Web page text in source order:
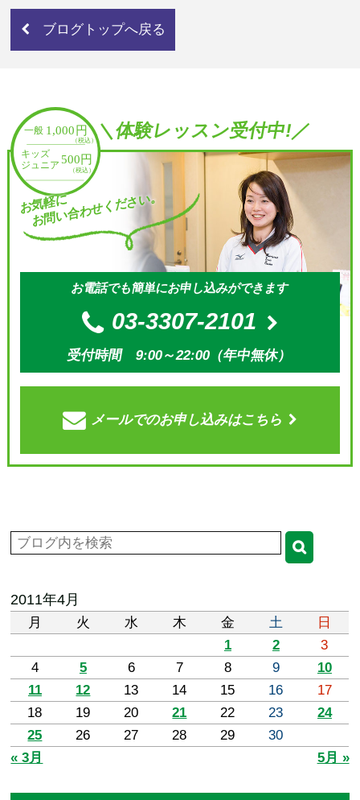
ブログトップへ戻る
＼体験レッスン受付中!／
お気軽に
お問い合わせください。
お電話でも簡単にお申し込みができます
03-3307-2101
受付時間 9:00～22:00（年中無休）
メールでのお申し込みはこちら
2011年4月
月 火 水 木 金 土
日
1
2
3
4
5 6 7 8 9
10
11
12 13 14 15 16
17
18
19 20 21 22 23
24
25
26 27 28 29
30
« 3月
5月 »